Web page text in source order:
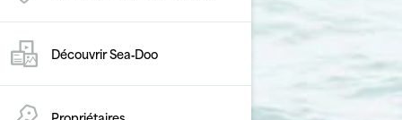
Découvrir Sea‑Doo